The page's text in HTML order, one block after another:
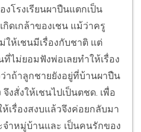
โรงเรียนผาปืนแตกเป็น
ดเกล้าของเชน แม้ว่าครู
ห้เชนมีเรื่องกับชาติ แต่
ไม่ยอมฟังพ่อเลยทำให้เรื่อง
าถ้าลูกชายยังอยู่ที่บ้านผาปืน
งสั่งให้เชนไปเป็นตชด. เพื่อ
ห้เรื่องสงบแล้วจึงค่อยกลับมา
จำหมู่บ้านและ เป็นคนรักของ